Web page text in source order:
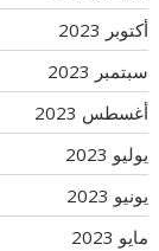
أكتوبر 2023
سبتمبر 2023
أغسطس 2023
يوليو 2023
يونيو 2023
مايو 2023